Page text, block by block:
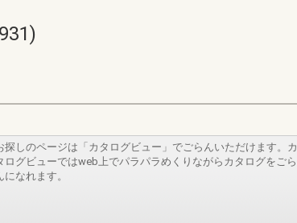
探しのページは「カタログビュー」でごらんいただけます。カ
ログビューではweb上でパラパラめくりながらカタログをごら
になれます。